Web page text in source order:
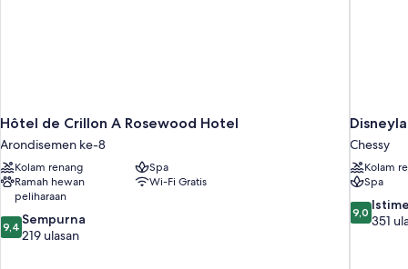
Hôtel de Crillon A Rosewood Hotel
Arondisemen ke-8
Kolam renang
Spa
Ramah hewan
peliharaan
Wi-Fi Gratis
9.4
dari
9,4 Sempurna
219 ulasan
Chessy
Kolam
Spa
9.0
dari
9,0
351